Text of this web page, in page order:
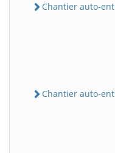
Chantier auto-
Chantier auto-